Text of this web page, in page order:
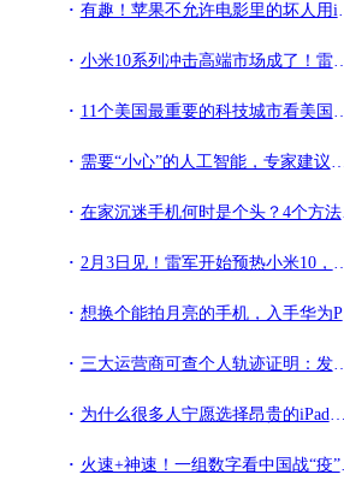
有趣！苹果不允许电影里的坏人用iPhone 你注意到了吗
小米10系列冲击高端市场成了！雷军：不惜代价追求极致体验
11个美国最重要的科技城市看美国的强大
需要“小心”的人工智能，专家建议，不要把AI精灵放在卧室
在家沉迷手机何时是个头？4个方法让你轻松放下手机
2月3日见！雷军开始预热小米10，米粉们钱准备好了吗？
想换个能拍月亮的手机，入手华为P30Pro，相机不错，玩游戏有缺点
三大运营商可查个人轨迹证明：发个短信就知道
为什么很多人宁愿选择昂贵的iPad，也不要廉价的Android平板？
火速+神速！一组数字看中国战“疫”速度